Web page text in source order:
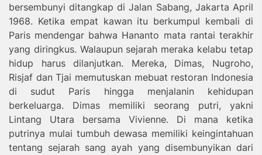
bersembunyi ditangkap di Jalan Sabang, Jakarta April
1968. Ketika empat kawan itu berkumpul kembali di
Paris mendengar bahwa Hananto mata rantai terakhir
yang diringkus. Walaupun sejarah meraka kelabu tetap
hidup harus dilanjutkan. Mereka, Dimas, Nugroho,
Risjaf dan Tjai memutuskan mebuat restoran Indonesia
di sudut Paris hingga menjalanin kehidupan
berkeluarga. Dimas memiliki seorang putri, yakni
Lintang Utara bersama Vivienne. Di mana ketika
putrinya mulai tumbuh dewasa memiliki keingintahuan
tentang sejarah sang ayah yang disembunyikan dari